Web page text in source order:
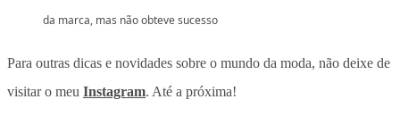
da marca, mas não obteve sucesso
Para outras dicas e novidades sobre o mundo da moda, não deixe de
visitar o meu Instagram. Até a próxima!